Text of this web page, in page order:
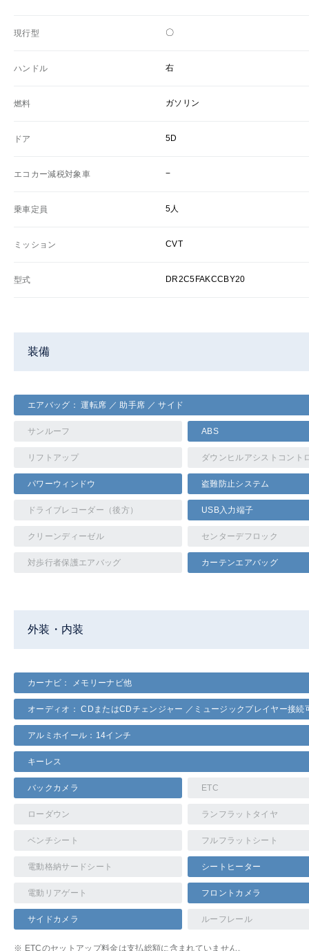
現行型 〇
ハンドル 右
燃料 ガソリン
ドア 5D
エコカー減税対象車 −
乗車定員 5人
ミッション CVT
型式 DR2C5FAKCCBY20
装備
エアバッグ： 運転席 ／ 助手席 ／ サイド
サンルーフ ABS
リフトアップ ダウンヒルアシストコント
パワーウィンドウ 盗難防止システム
ドライブレコーダー（後方） USB入力端子
クリーンディーゼル センターデフロック
対歩行者保護エアバッグ カーテンエアバッグ
外装・内装
カーナビ： メモリーナビ他
オーディオ： CDまたはCDチェンジャー ／ミュージックプレイヤー接続
アルミホイール：14インチ
キーレス
バックカメラ ETC
ローダウン ランフラットタイヤ
ベンチシート フルフラットシート
電動格納サードシート シートヒーター
電動リアゲート フロントカメラ
サイドカメラ ルーフレール
※ ETCのセットアップ料金は支払総額に含まれていません。